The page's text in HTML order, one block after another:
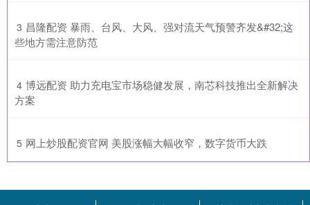
3 ​昌隆配资 暴雨、台风、大风、强对流天气预警齐发&#32;这
些地方需注意防范
4 ​博远配资 助力充电宝市场稳健发展，南芯科技推出全新解决
方案
5 ​网上炒股配资官网 美股涨幅大幅收窄，数字货币大跌